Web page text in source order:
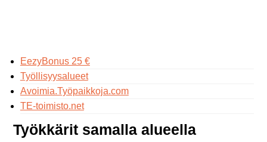
EezyBonus 25 €
Työllisyysalueet
Avoimia.Työpaikkoja.com
TE-toimisto.net
Työkkärit samalla alueella